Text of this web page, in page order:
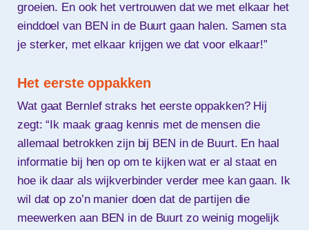
groeien. En ook het vertrouwen dat we met elkaar het
einddoel van BEN in de Buurt gaan halen. Samen sta
je sterker, met elkaar krijgen we dat voor elkaar!”
Het eerste oppakken
Wat gaat Bernlef straks het eerste oppakken? Hij
zegt: “Ik maak graag kennis met de mensen die
allemaal betrokken zijn bij BEN in de Buurt. En haal
informatie bij hen op om te kijken wat er al staat en
hoe ik daar als wijkverbinder verder mee kan gaan. Ik
wil dat op zo’n manier doen dat de partijen die
meewerken aan BEN in de Buurt zo weinig mogelijk